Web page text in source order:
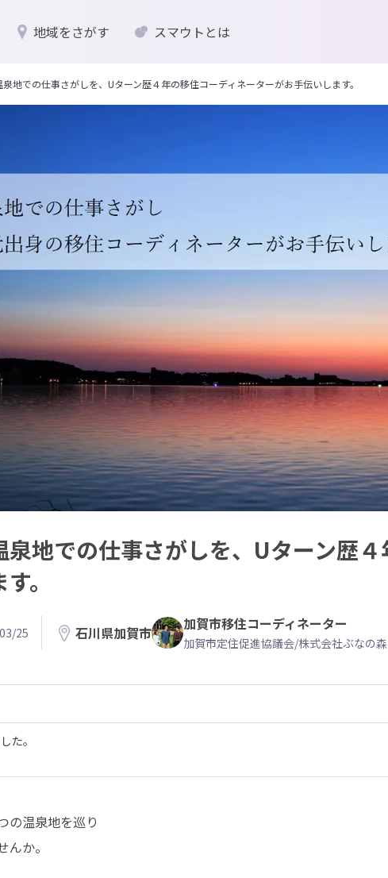
地域をさがす スマウトとは
泉地での仕事さがしを、Uターン歴４年の移住コーディネーターがお手伝いします。
泉地での仕事さがしを、Uターン歴
。
25 石川県加賀市 加賀市移住コーディネーター
加賀市定住促進協議会/株式会社ぶなの森
た。
の温泉地を巡り
か。